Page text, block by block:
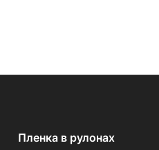
Пленка в рулонах